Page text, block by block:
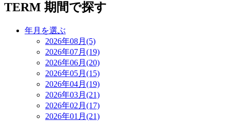
TERM 期間で探す
年月を選ぶ
2026年08月(5)
2026年07月(19)
2026年06月(20)
2026年05月(15)
2026年04月(19)
2026年03月(21)
2026年02月(17)
2026年01月(21)